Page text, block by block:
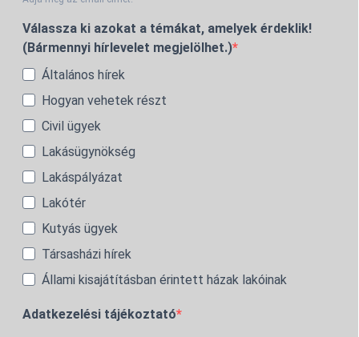
Válassza ki azokat a témákat, amelyek érdeklik!
(Bármennyi hírlevelet megjelölhet.)
Általános hírek
Hogyan vehetek részt
Civil ügyek
Lakásügynökség
Lakáspályázat
Lakótér
Kutyás ügyek
Társasházi hírek
Állami kisajátításban érintett házak lakóinak
Adatkezelési tájékoztató